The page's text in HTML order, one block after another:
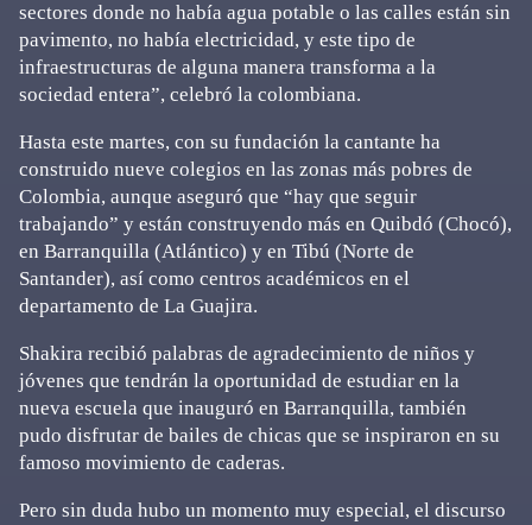
sectores donde no había agua potable o las calles están sin
pavimento, no había electricidad, y este tipo de
infraestructuras de alguna manera transforma a la
sociedad entera”, celebró la colombiana.
Hasta este martes, con su fundación la cantante ha
construido nueve colegios en las zonas más pobres de
Colombia, aunque aseguró que “hay que seguir
trabajando” y están construyendo más en Quibdó (Chocó),
en Barranquilla (Atlántico) y en Tibú (Norte de
Santander), así como centros académicos en el
departamento de La Guajira.
Shakira recibió palabras de agradecimiento de niños y
jóvenes que tendrán la oportunidad de estudiar en la
nueva escuela que inauguró en Barranquilla, también
pudo disfrutar de bailes de chicas que se inspiraron en su
famoso movimiento de caderas.
Pero sin duda hubo un momento muy especial, el discurso